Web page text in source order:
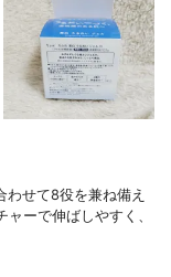
せて8役を兼ね備え
ーで伸ばしやすく、